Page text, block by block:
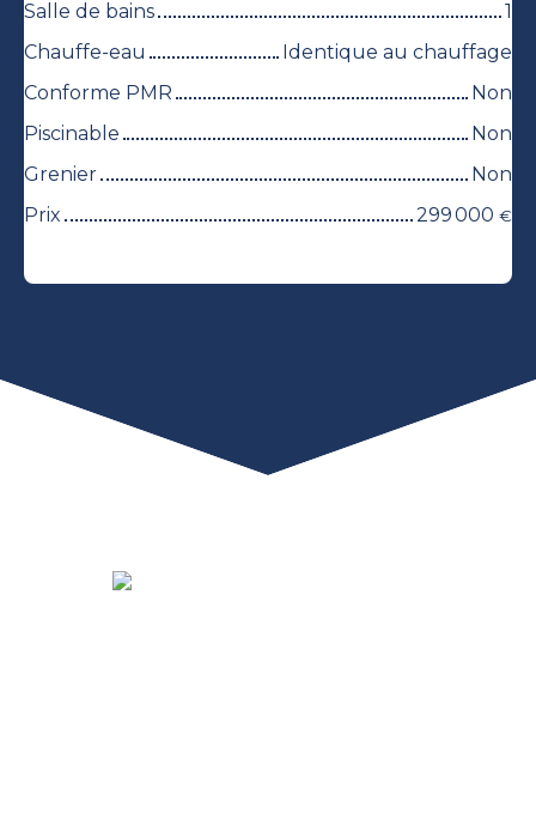
Salle de bains
1
Chauffe-eau
Identique au chauffage
Conforme PMR
Non
Piscinable
Non
Grenier
Non
Prix
299 000 €